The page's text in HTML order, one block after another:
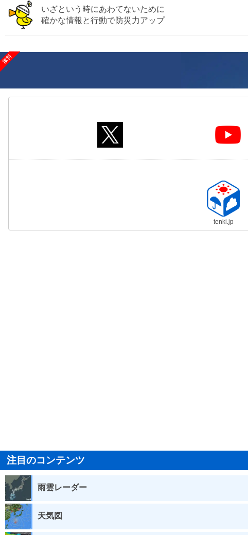
いざという時にあわてないために
確かな情報と行動で防災力アップ
tenki.jp
注目のコンテンツ
雨雲レーダー
天気図